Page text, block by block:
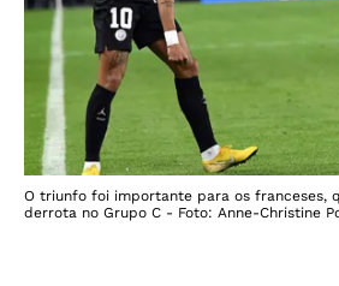
O triunfo foi importante para os franceses,
derrota no Grupo C - Foto: Anne-Christine